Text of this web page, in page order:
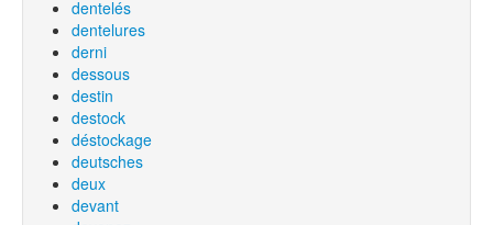
dentelés
dentelures
derni
dessous
destin
destock
déstockage
deutsches
deux
devant